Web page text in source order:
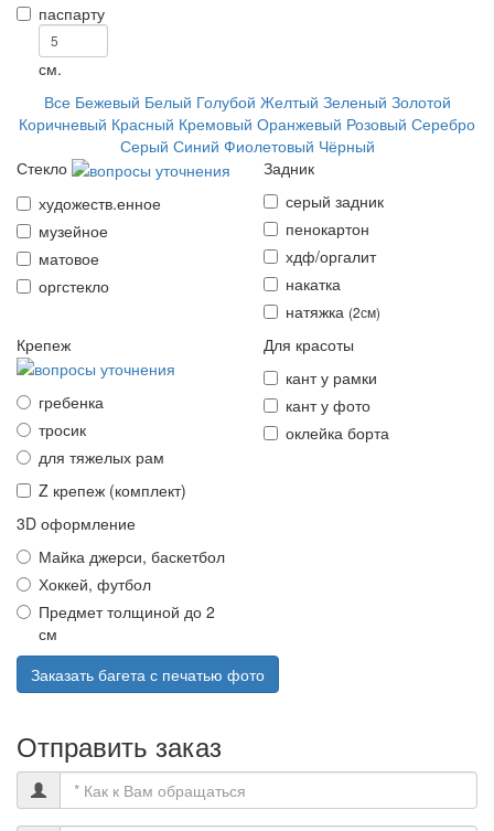
паспарту
см.
Все Бежевый Белый Голубой Желтый Зеленый Золотой
Коричневый Красный Кремовый Оранжевый Розовый Серебро
Серый Синий Фиолетовый Чёрный
Стекло
художеств.енное
музейное
матовое
оргстекло
Задник
серый задник
пенокартон
хдф/оргалит
накатка
натяжка (2см)
Крепеж
гребенка
тросик
для тяжелых рам
Z крепеж (комплект)
Для красоты
кант у рамки
кант у фото
оклейка борта
3D оформление
Майка джерси, баскетбол
Хоккей, футбол
Предмет толщиной до 2
см
Заказать багета с печатью фото
Отправить заказ